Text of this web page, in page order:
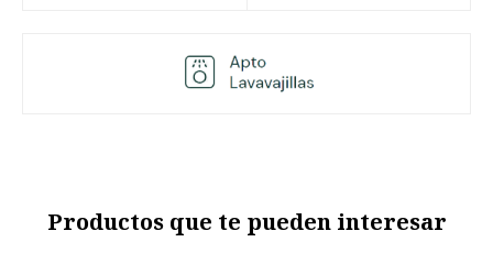
Productos que te pueden interesar